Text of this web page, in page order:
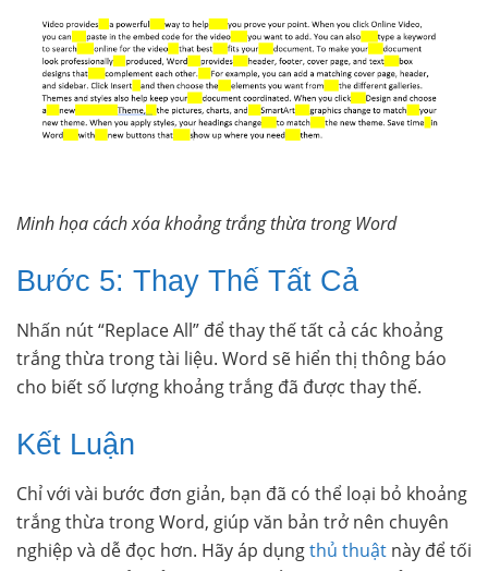
Minh họa cách xóa khoảng trắng thừa trong Word
Bước 5: Thay Thế Tất Cả
Nhấn nút “Replace All” để thay thế tất cả các khoảng
trắng thừa trong tài liệu. Word sẽ hiển thị thông báo
cho biết số lượng khoảng trắng đã được thay thế.
Kết Luận
Chỉ với vài bước đơn giản, bạn đã có thể loại bỏ khoảng
trắng thừa trong Word, giúp văn bản trở nên chuyên
nghiệp và dễ đọc hơn. Hãy áp dụngthủ thuật này để tối